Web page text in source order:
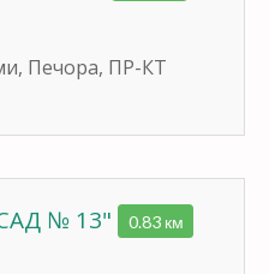
Печора, ПР-КТ
№ 13" 0.83 км